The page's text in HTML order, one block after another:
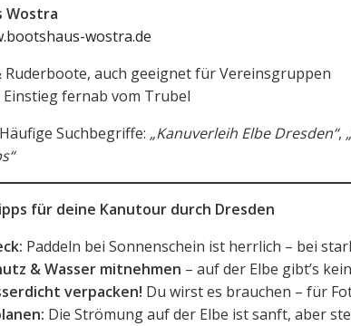
Wostra
wostra.de
Ruderboote, auch geeignet für Vereinsgruppen
Einstieg fernab vom Trubel
Häufige Suchbegriffe: „Kanuverleih Elbe Dresden“,
für deine Kanutour durch Dresden
Paddeln bei Sonnenschein ist herrlich – bei
& Wasser mitnehmen – auf der Elbe gibt’s
verpacken! Du wirst es brauchen – für
Die Strömung auf der Elbe ist sanft, aber